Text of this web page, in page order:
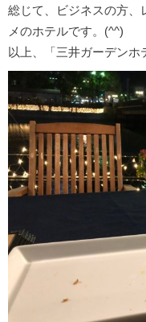
総じて、ビジネスの方、
メのホテルです。(^^)
以上、「三井ガーデンホ